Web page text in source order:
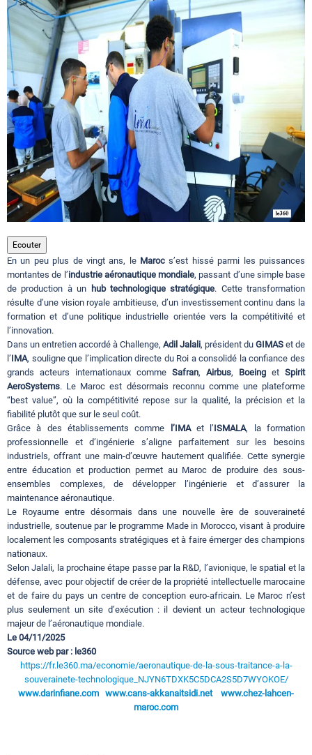
Circuits touristiques
Tourisme
Régions
Hotels
Evenements
Contact
Ecouter
En un peu plus de vingt ans, le Maroc s’est hissé parmi les puissances
montantes de l’industrie aéronautique mondiale, passant d’une simple base
de production à un hub technologique stratégique. Cette transformation
résulte d’une vision royale ambitieuse, d’un investissement continu dans la
formation et d’une politique industrielle orientée vers la compétitivité et
l’innovation.
Dans un entretien accordé à Challenge, Adil Jalali, président du GIMAS et de
l’IMA, souligne que l’implication directe du Roi a consolidé la confiance des
grands acteurs internationaux comme Safran, Airbus, Boeing et Spirit
AeroSystems. Le Maroc est désormais reconnu comme une plateforme
“best value”, où la compétitivité repose sur la qualité, la précision et la
fiabilité plutôt que sur le seul coût.
Grâce à des établissements comme
l’IMAet l’ISMALA, la formation
professionnelle et d’ingénierie s’aligne parfaitement sur les besoins
industriels, offrant une main-d’œuvre hautement qualifiée. Cette synergie
entre éducation et production permet au Maroc de produire des sous-
ensembles complexes, de développer l’ingénierie et d’assurer la
maintenance aéronautique.
Le Royaume entre désormais dans une nouvelle ère de souveraineté
industrielle, soutenue par le programme Made in Morocco, visant à produire
localement les composants stratégiques et à faire émerger des champions
nationaux.
Selon Jalali, la prochaine étape passe par la R&D, l’avionique, le spatial et la
défense, avec pour objectif de créer de la propriété intellectuelle marocaine
et de faire du pays un centre de conception euro-africain. Le Maroc n’est
plus seulement un site d’exécution : il devient un acteur technologique
majeur de l’aéronautique mondiale.
Le 04/11/2025
Source web par : le360
https://fr.le360.ma/economie/aeronautique-de-la-sous-traitance-a-la-
souverainete-technologique_NJYN6TDXK5C5DCA2S5D7WYOKOE/
www.darinfiane.com www.cans-akkanaitsidi.net
www.chez-lahcen-
maroc.com